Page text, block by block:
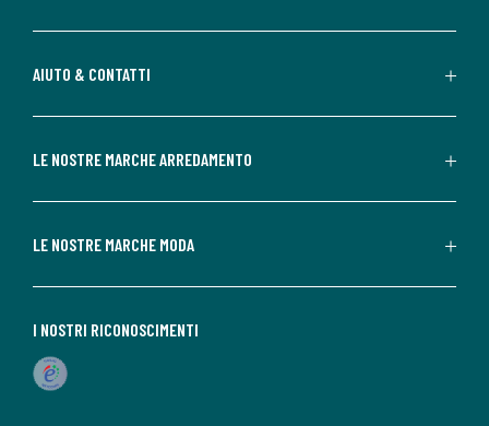
AIUTO & CONTATTI
LE NOSTRE MARCHE ARREDAMENTO
LE NOSTRE MARCHE MODA
I NOSTRI RICONOSCIMENTI